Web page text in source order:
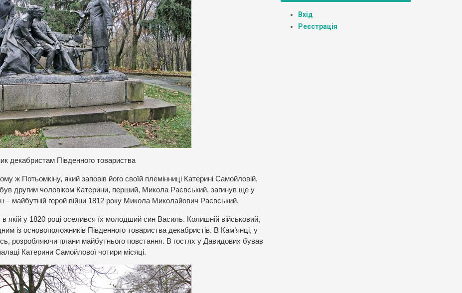
декабристам Південного товариства
ж Потьомкіну, який заповів його своїй племінниці Катерині Самойловій,
другим чоловіком Катерини, перший, Микола Раєвський, загинув ще у
– майбутній герой війни 1812 року Микола Миколайович Раєвський.
якій у 1820 році оселився їх молодший син Василь. Колишній військовий,
із основоположників Південного товариства декабристів. В Кам’янці, у
розробляючи плани майбутнього повстання. В гостях у Давидових бував
Катерини Самойлової чотири місяці.
Вхід
Реєстрація